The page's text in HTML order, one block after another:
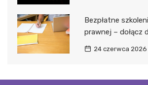
Bezpłatne
prawnej – dołącz
24 czerwca 2026